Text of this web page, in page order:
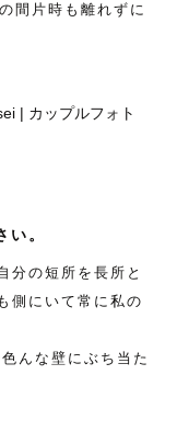
間片時も離れずに
。
分の短所を長所と
側にいて常に私の
んな壁にぶち当た